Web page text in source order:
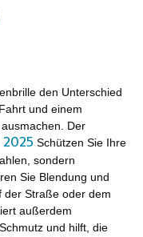
den Unterschied
und einem
Der
Schützen Sie Ihre
sondern
Sie Blendung und
der Straße oder dem
außerdem
und hilft, die